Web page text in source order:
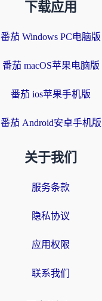
下载应用
番茄 Windows PC电脑版
番茄 macOS苹果电脑版
番茄 ios苹果手机版
番茄 Android安卓手机版
关于我们
服务条款
隐私协议
应用权限
联系我们